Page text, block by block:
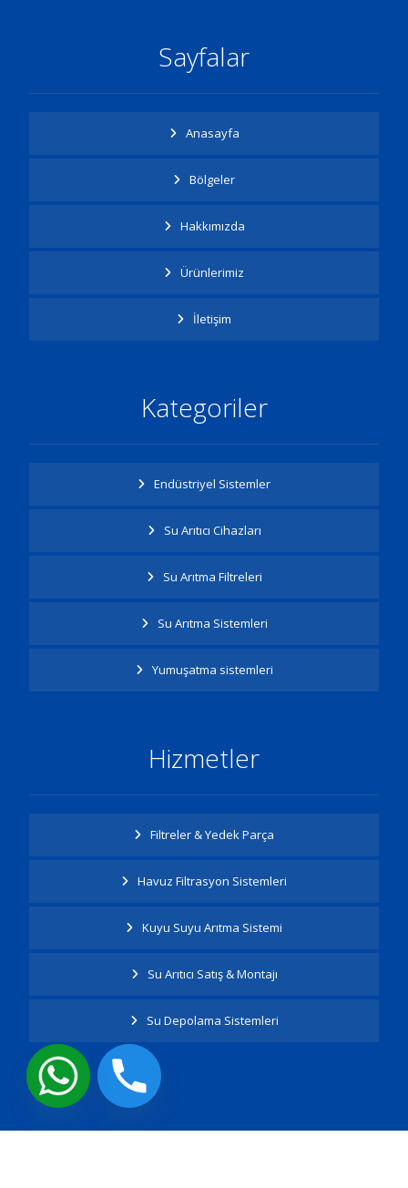
Sayfalar
Anasayfa
Bölgeler
Hakkımızda
Ürünlerimiz
İletişim
Kategoriler
Endüstriyel Sistemler
Su Arıtıcı Cihazları
Su Arıtma Filtreleri
Su Arıtma Sistemleri
Yumuşatma sistemleri
Hizmetler
Filtreler & Yedek Parça
Havuz Filtrasyon Sistemleri
Kuyu Suyu Arıtma Sistemi
Su Arıtıcı Satış & Montajı
Su Depolama Sistemleri